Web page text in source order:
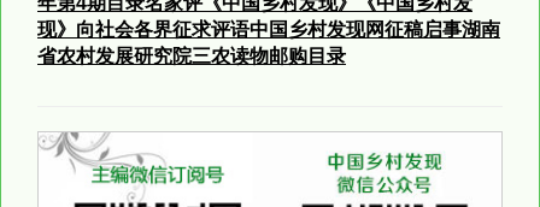
现》向社会各界征求评语中国乡村发现网征稿启事湖南
省农村发展研究院三农读物邮购目录